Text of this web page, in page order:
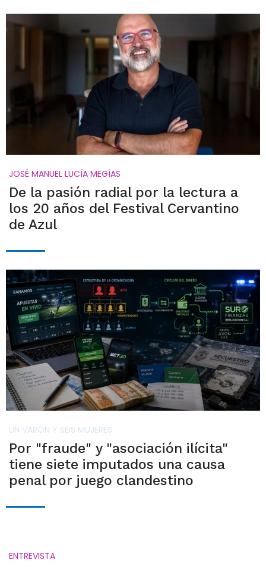
JOSÉ MANUEL LUCÍA MEGÍAS
De la pasión radial por la lectura a
los 20 años del Festival Cervantino
de Azul
UN VARÓN Y SEIS MUJERES
Por "fraude" y "asociación ilícita"
tiene siete imputados una causa
penal por juego clandestino
ENTREVISTA